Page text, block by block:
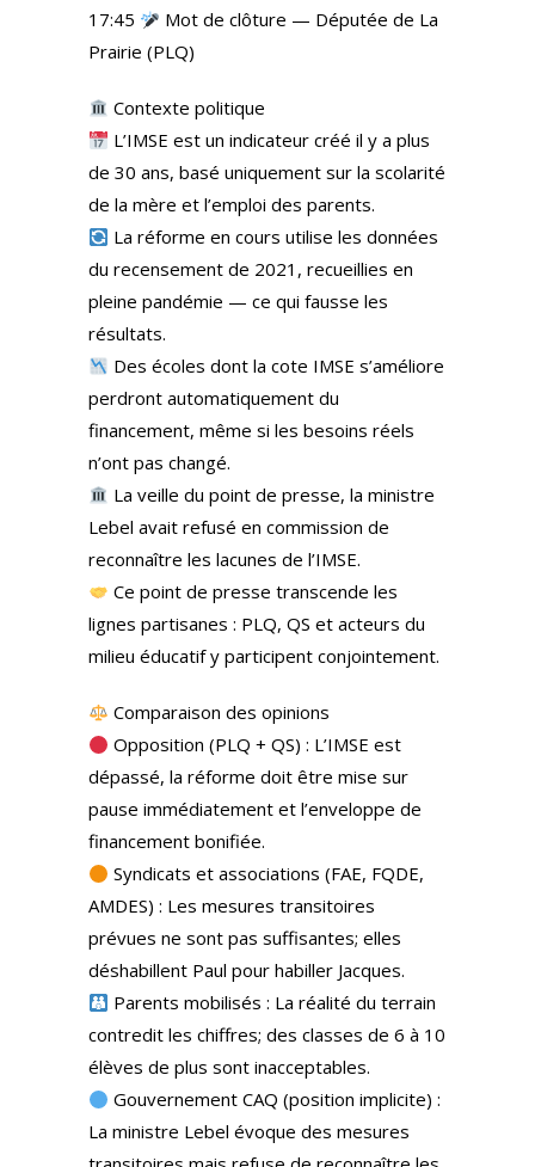
17:45
Mot de clôture — Députée de La
Prairie (PLQ)
Contexte politique
L’IMSE est un indicateur créé il y a plus
de 30 ans, basé uniquement sur la scolarité
de la mère et l’emploi des parents.
La réforme en cours utilise les données
du recensement de 2021, recueillies en
pleine pandémie — ce qui fausse les
résultats.
Des écoles dont la cote IMSE s’améliore
perdront automatiquement du
financement, même si les besoins réels
n’ont pas changé.
La veille du point de presse, la ministre
Lebel avait refusé en commission de
reconnaître les lacunes de l’IMSE.
Ce point de presse transcende les
lignes partisanes : PLQ, QS et acteurs du
milieu éducatif y participent conjointement.
Comparaison des opinions
Opposition (PLQ + QS) : L’IMSE est
dépassé, la réforme doit être mise sur
pause immédiatement et l’enveloppe de
financement bonifiée.
Syndicats et associations (FAE, FQDE,
AMDES) : Les mesures transitoires
prévues ne sont pas suffisantes; elles
déshabillent Paul pour habiller Jacques.
Parents mobilisés : La réalité du terrain
contredit les chiffres; des classes de 6 à 10
élèves de plus sont inacceptables.
Gouvernement CAQ (position implicite) :
La ministre Lebel évoque des mesures